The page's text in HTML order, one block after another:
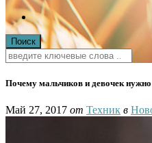
Почему мальчиков и девочек
Май 27, 2017 от Техник в